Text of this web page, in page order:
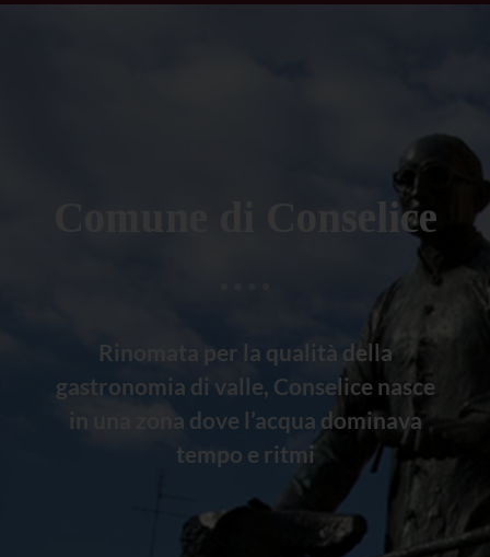
Comune di Conselice
Rinomata per la qualità della
gastronomia di valle, Conselice nasce
in una zona dove l’acqua dominava
tempo e ritmi